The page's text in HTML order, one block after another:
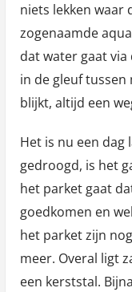
niets lekken waar
zogenaamde
dat water gaat
in de gleuf
blijkt, altijd een
Het is nu een dag
gedroogd, is het
het parket gaat
goedkomen en
het parket zijn
meer. Overal ligt
een kerststal.